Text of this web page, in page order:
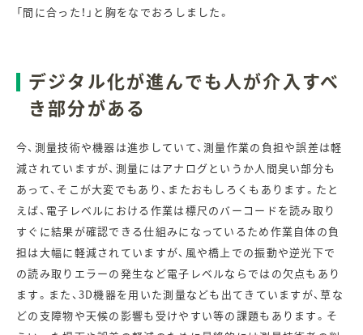
「間に合った！」と胸をなでおろしました。
デジタル化が進んでも人が介入すべ
き部分がある
今、測量技術や機器は進歩していて、測量作業の負担や誤差は軽
減されていますが、測量にはアナログというか人間臭い部分も
あって、そこが大変でもあり、またおもしろくもあります。たと
えば、電子レベルにおける作業は標尺のバーコードを読み取り
すぐに結果が確認できる仕組みになっているため作業自体の負
担は大幅に軽減されていますが、風や橋上での振動や逆光下で
の読み取りエラーの発生など電子レベルならではの欠点もあり
ます。また、3D機器を用いた測量なども出てきていますが、草な
どの支障物や天候の影響も受けやすい等の課題もあります。そ